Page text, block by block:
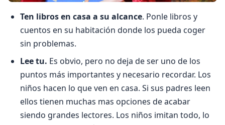
Ten libros en casa a su alcance. Ponle libros y
cuentos en su habitación donde los pueda coger
sin problemas.
Lee tu. Es obvio, pero no deja de ser uno de los
puntos más importantes y necesario recordar. Los
niños hacen lo que ven en casa. Si sus padres leen
ellos tienen muchas mas opciones de acabar
siendo grandes lectores. Los niños imitan todo, lo